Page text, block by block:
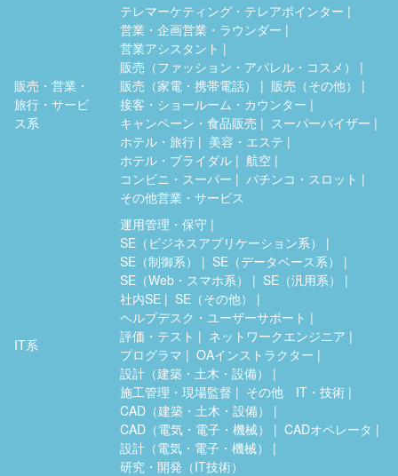
販売・営業・
旅行・サービ
ス系
テレマーケティング・テレアポインター
営業・企画営業・ラウンダー
営業アシスタント
販売（ファッション・アパレル・コスメ）
販売（家電・携帯電話）
販売（その他）
接客・ショールーム・カウンター
キャンペーン・食品販売
スーパーバイザー
ホテル・旅行
美容・エステ
ホテル・ブライダル
航空
コンビニ・スーパー
パチンコ・スロット
その他営業・サービス
IT系
運用管理・保守
SE（ビジネスアプリケーション系）
SE（制御系）
SE（データベース系）
SE（Web・スマホ系）
SE（汎用系）
社内SE
SE（その他）
ヘルプデスク・ユーザーサポート
評価・テスト
ネットワークエンジニア
プログラマ
OAインストラクター
設計（建築・土木・設備）
施工管理・現場監督
その他 IT・技術
CAD（建築・土木・設備）
CAD（電気・電子・機械）
CADオペレータ
設計（電気・電子・機械）
研究・開発（IT技術）